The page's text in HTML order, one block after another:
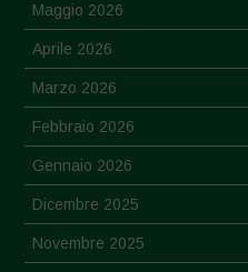
Maggio 2026
Aprile 2026
Marzo 2026
Febbraio 2026
Gennaio 2026
Dicembre 2025
Novembre 2025